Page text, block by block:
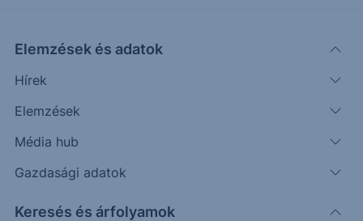
Elemzések és adatok
Hírek
Elemzések
Média hub
Gazdasági adatok
Keresés és árfolyamok
NHI(USA)
National Health Investors REIT
Ord Shs
75.35
Időpont: 26.08.07. 22:00